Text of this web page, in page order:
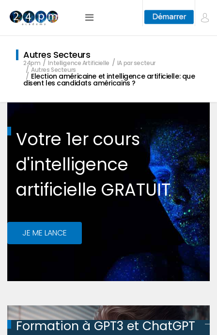
Autres Secteurs
24pm Intelligence Artificielle
IA par secteur
Autres Secteurs
Election américaine et intelligence artificielle: que
disent les candidats américains ?
Votre 1er cours
d'intelligence
artificielle GRATUIT
JE ME LANCE
Formation à GPT3 et ChatGPT